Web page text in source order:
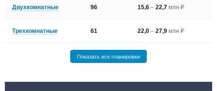
Двухкомнатные 96 15,6– 22,7млн ₽
Трехкомнатные 61 22,0– 27,9млн ₽
Показать все планировки